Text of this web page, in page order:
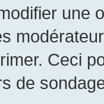
une
Ceci
de